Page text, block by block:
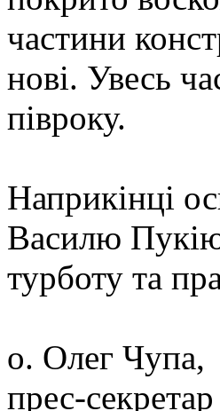
частини
нові. Увесь
півроку.
Наприкінці
Василю
турботу та
о. Олег Чупа,
прес-